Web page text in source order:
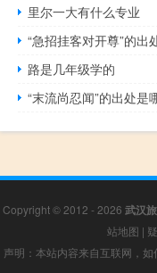
里尔一大有什么专业
“急招挂客对开尊”的出
路是几年级学的
“末流尚忍闻”的出处是
Copyright © 2012 - 2026 武汉
站地图 |
声明：本站内容来自互联网，